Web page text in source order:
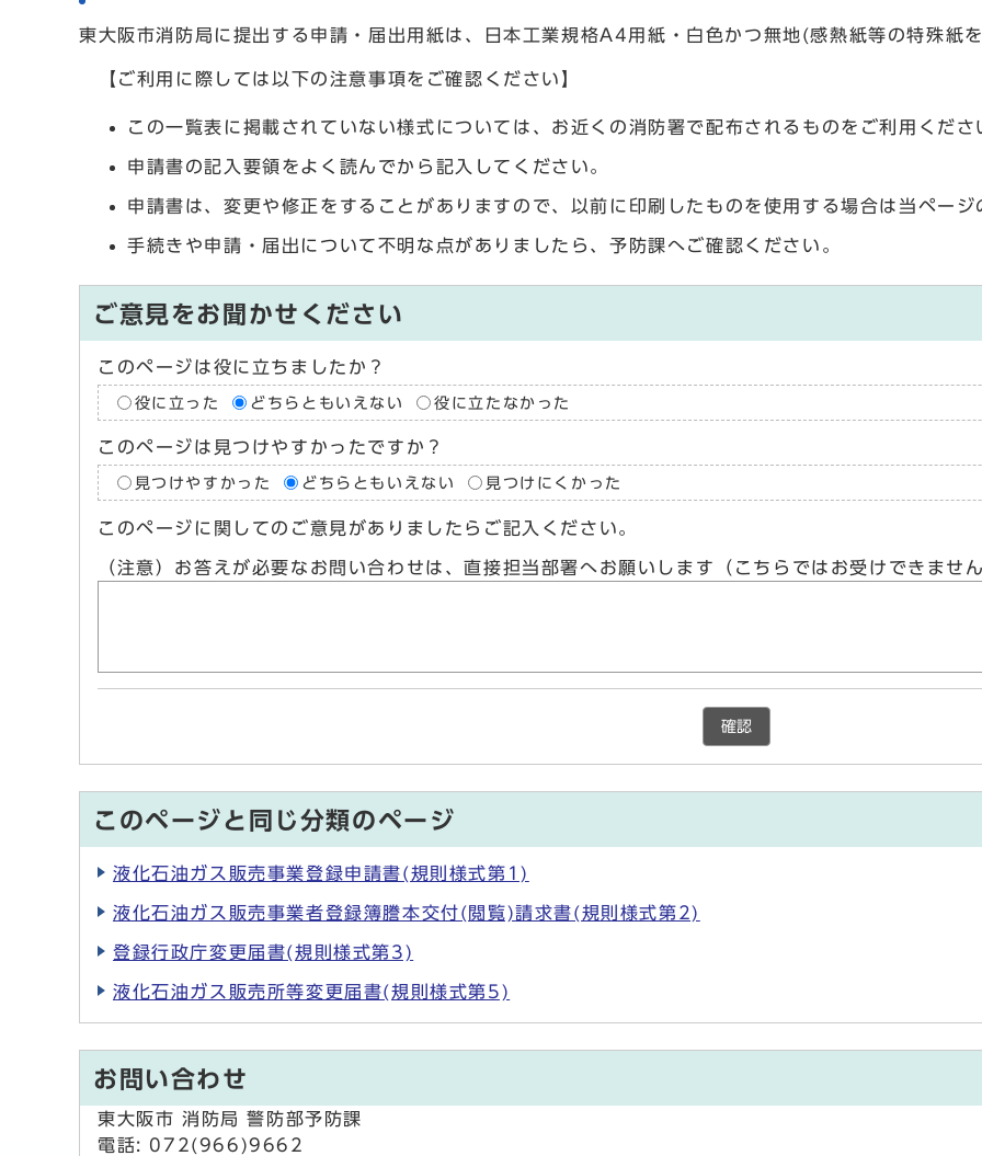
東大阪市消防局に提出する申請・届出用紙は、日本工業規格A4用紙・白色かつ無地(感熱紙等の特殊紙
【ご利用に際しては以下の注意事項をご確認ください】
この一覧表に掲載されていない様式については、お近くの消防署で配布されるものをご利用くださ
申請書の記入要領をよく読んでから記入してください。
申請書は、変更や修正をすることがありますので、以前に印刷したものを使用する場合は当ペー
手続きや申請・届出について不明な点がありましたら、予防課へご確認ください。
ご意見をお聞かせください
このページは役に立ちましたか？
役に立った どちらともいえない 役に立たなかった
このページは見つけやすかったですか？
見つけやすかった どちらともいえない 見つけにくかった
このページに関してのご意見がありましたらご記入ください。
（注意）お答えが必要なお問い合わせは、直接担当部署へお願いします（こちらではお受けできませ
確認
このページと同じ分類のページ
液化石油ガス販売事業登録申請書(規則様式第1)
液化石油ガス販売事業者登録簿謄本交付(閲覧)請求書(規則様式第2)
登録行政庁変更届書(規則様式第3)
液化石油ガス販売所等変更届書(規則様式第5)
お問い合わせ
東大阪市 消防局 警防部予防課
電話: 072(966)9662